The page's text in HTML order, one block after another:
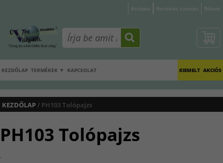
Rólunk
Rendelés követés
Belépés
KEZDŐLAP TERMÉKEK ▼ KAPCSOLAT AKCIÓS
KIEMELT
KEZDŐLAP/ PH103 Tolópajzs
PH103 Tolópajzs
.